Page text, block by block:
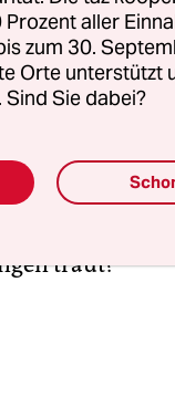
Ausgang, ein
einem komplett
ziehen. Und er
zu
als
die
traut?
aller
zum 30.
Orte unterstützt
Sie dabei?